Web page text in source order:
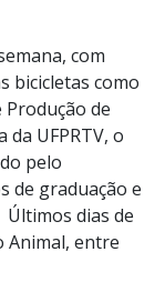
com
bicicletas como
de
UFPRTV, o
pelo
de graduação e
dias de
Animal, entre